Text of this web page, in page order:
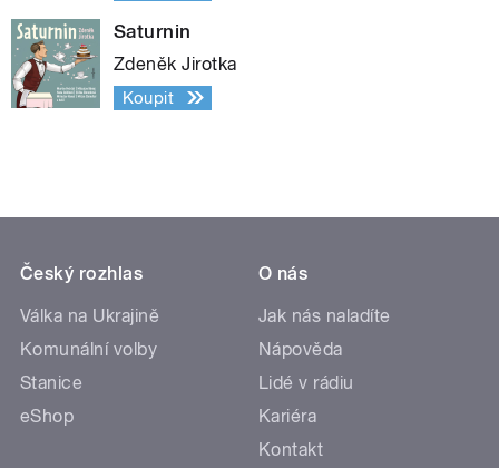
Saturnin
Zdeněk Jirotka
Koupit
Český rozhlas
Válka na Ukrajině
Komunální volby
Stanice
eShop
O nás
Jak nás naladíte
Nápověda
Lidé v rádiu
Kariéra
Kontakt